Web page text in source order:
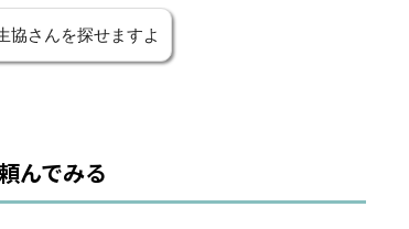
協さんを探せますよ
んでみる